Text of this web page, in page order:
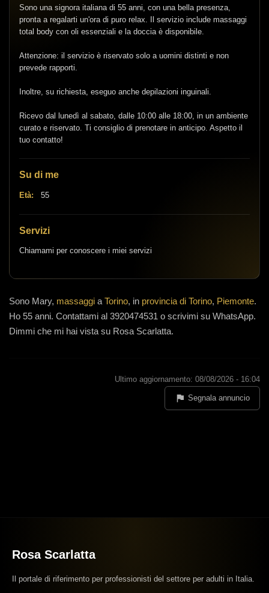
Sono una signora italiana di 55 anni, con una bella presenza,
pronta a regalarti un'ora di puro relax. Il servizio include massaggi
total body con oli essenziali e la doccia è disponibile.
Attenzione: il servizio è riservato solo a uomini distinti e non
prevede rapporti.
Inoltre, su richiesta, eseguo anche depilazioni inguinali.
Ricevo dal lunedì al sabato, dalle 10:00 alle 18:00, in un ambiente
curato e riservato. Ti consiglio di prenotare in anticipo. Aspetto il
tuo contatto!
Su di me
Età: 55
Servizi
Chiamami per conoscere i miei servizi
Sono Mary, massaggi a Torino, in provincia di Torino, Piemonte.
Ho 55 anni. Contattami al 3920474531 o scrivimi su WhatsApp.
Dimmi che mi hai vista su Rosa Scarlatta.
Ultimo aggiornamento: 08/08/2026 - 16:04
Segnala annuncio
Rosa Scarlatta
Il portale di riferimento per professionisti del settore per adulti in Italia.